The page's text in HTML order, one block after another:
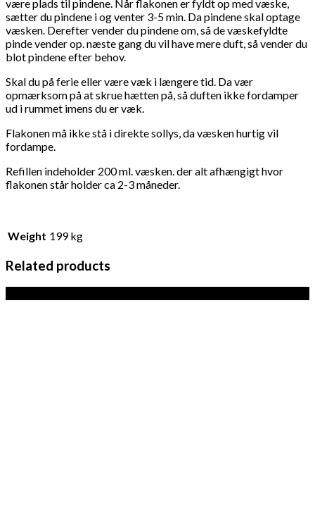
være plads til pindene. Når flakonen er fyldt op med væske,
sætter du pindene i og venter 3-5 min. Da pindene skal optage
væsken. Derefter vender du pindene om, så de væskefyldte
pinde vender op. næste gang du vil have mere duft, så vender du
blot pindene efter behov.
Skal du på ferie eller være væk i længere tid. Da vær
opmærksom på at skrue hætten på, så duften ikke fordamper
ud i rummet imens du er væk.
Flakonen må ikke stå i direkte sollys, da væsken hurtig vil
fordampe.
Refillen indeholder 200 ml. væsken. der alt afhængigt hvor
flakonen står holder ca 2-3 måneder.
Weight 199 kg
Related products